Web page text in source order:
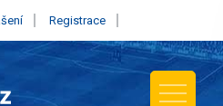
Registrace